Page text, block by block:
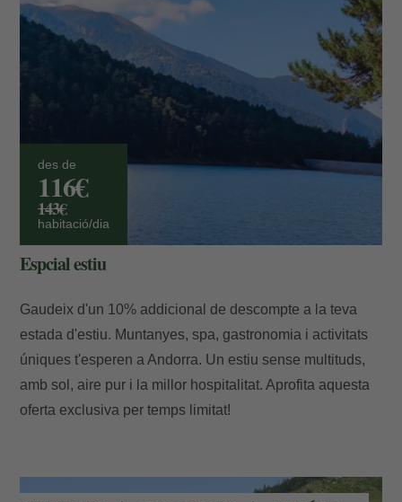
des de
116€
143€
habitació/dia
Espcial estiu
Gaudeix d'un 10% addicional de descompte a la teva
estada d'estiu. Muntanyes, spa, gastronomia i activitats
úniques t'esperen a Andorra. Un estiu sense multituds,
amb sol, aire pur i la millor hospitalitat. Aprofita aquesta
oferta exclusiva per temps limitat!